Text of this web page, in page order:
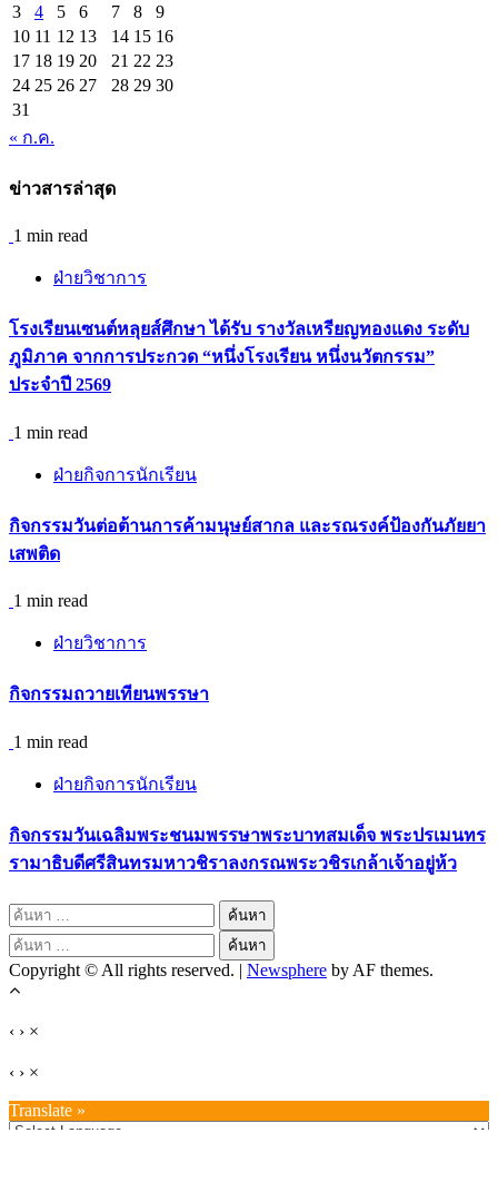
3
4 5 6 7 8
9
10 11 12 13 14 15 16
17 18 19 20 21 22 23
24 25 26 27 28 29 30
31
« ก.ค.
ข่าวสารล่าสุด
1 min read
ฝ่ายวิชาการ
โรงเรียนเซนต์หลุยส์ศึกษา ได้รับ รางวัลเหรียญทองแดง ระดับ
ภูมิภาค จากการประกวด “หนึ่งโรงเรียน หนึ่งนวัตกรรม”
ประจำปี 2569
1 min read
ฝ่ายกิจการนักเรียน
กิจกรรม​วันต่อต้านการค้ามนุษย์สากล และรณรงค์ป้องกันภัยยา
เสพติด
1 min read
ฝ่ายวิชาการ
กิจกรรมถวายเทียนพรรษา
1 min read
ฝ่ายกิจการนักเรียน
กิจกรรมวันเฉลิมพระชนมพรรษาพระบาทสมเด็จ พระปรเมนทร
รามาธิบดีศรีสินทรมหาวชิราลงกรณพระวชิรเกล้าเจ้าอยู่ห้ว
ค้นหา
สำหรับ:
ค้นหา
สำหรับ:
Copyright © All rights reserved. | Newsphere by AF themes.
‹ › ×
‹ › ×
Translate »